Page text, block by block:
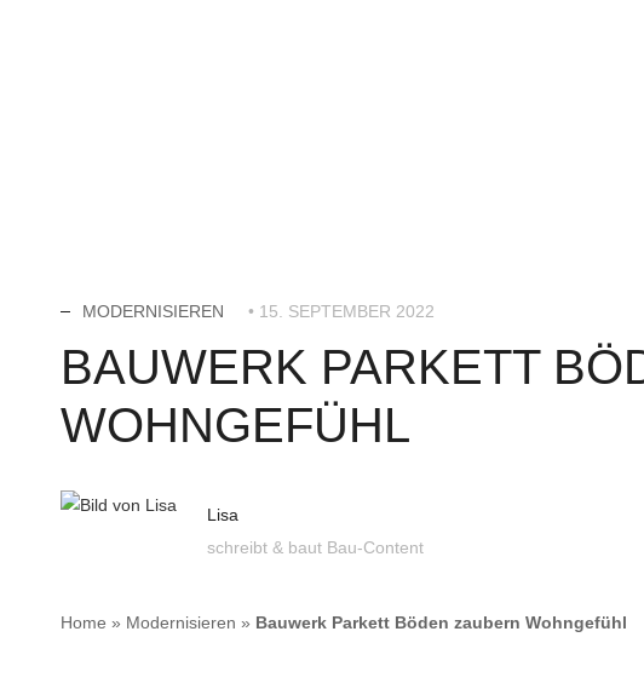
MODERNISIEREN • 15. SEPTEMBER 2022
BAUWERK PARKETT
WOHNGEFÜHL
Lisa
schreibt & baut Bau-Content
Home » Modernisieren » Bauwerk Parkett Böden zaubern Wohngefühl